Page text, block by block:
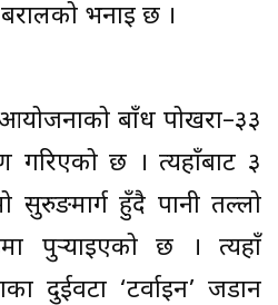
भनाइ छ ।
बाँध पोखरा–३३
गरिएको छ । त्यहाँबाट ३
सुरुङमार्ग हुँदै पानी तल्लो
पुर्‍याइएको छ । त्यहाँ
दुईवटा ‘टर्वाइन’ जडान